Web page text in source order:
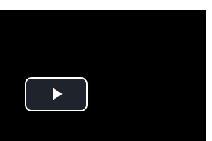
Play